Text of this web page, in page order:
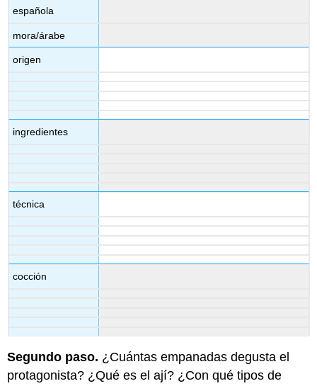
española
mora/árabe
origen
ingredientes
técnica
cocción
Segundo paso. ¿Cuántas empanadas degusta el
protagonista? ¿Qué es el ají? ¿Con qué tipos de